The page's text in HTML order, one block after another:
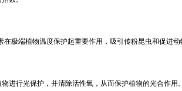
极端植物温度保护起重要作用，吸引传粉昆虫和促进动
进行光保护，并清除活性氧，从而保护植物的光合作